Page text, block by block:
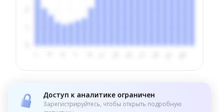
Доступ к аналитике ограничен
Зарегистрируйтесь, чтобы открыть подробную